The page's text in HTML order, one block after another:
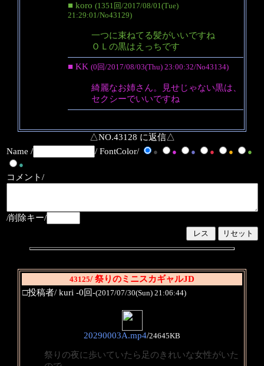
■ koro (1351回/2017/08/01(Tue)
21:29:01/No43129)
一つに束ねてる髪がいいですね
ＯＬの黒はえっちです
■ KK (0回/2017/08/03(Thu) 23:00:32/No43134)
綺麗なお姉さん。見せじゃない黒は、
セクシーでいいですね
△NO.43128 に返信△
Name /
/ FontColor/ ● ● ● ● ●
●
●
コメント/
/削除キー/
43125/ 祭りのミニスカギャルJD
□投稿者/ kuri -0回-(2017/07/30(Sun) 21:06:44)
20290003A.mp4/24645KB
祭りの夜に歩いていたら足のきれいな女性がいた